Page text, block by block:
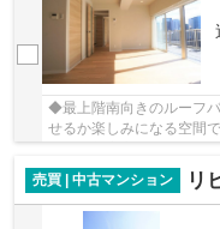
◆最上階南向きのルーフ
せるか楽しみになる空間
売買 | 中古マンション
リ